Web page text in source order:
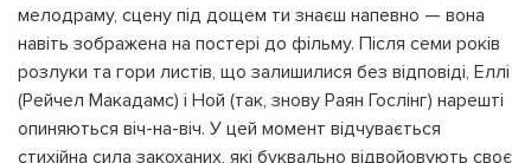
мелодраму, сцену під дощем ти знаєш напевно — вона
навіть зображена на постері до фільму. Після семи років
розлуки та гори листів, що залишилися без відповіді, Еллі
(Рейчел Макадамс) і Ной (так, знову Раян Гослінг) нарешті
опиняються віч-на-віч. У цей момент відчувається
стихійна сила закоханих, які буквально відвойовують своє